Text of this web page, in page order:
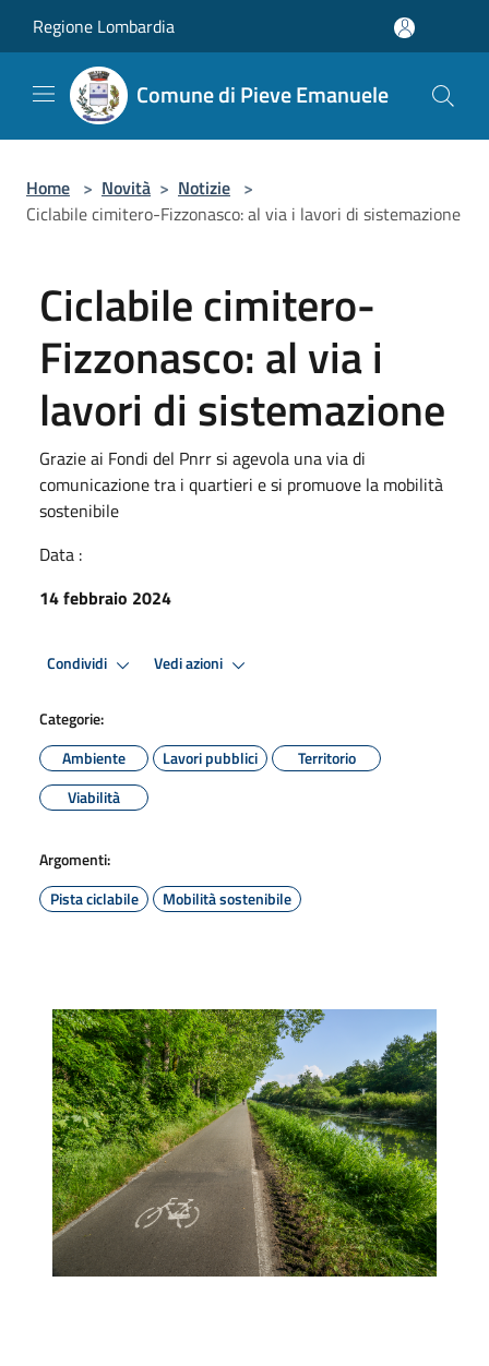
Regione Lombardia
Comune di Pieve Emanuele
Home > Novità > Notizie >
Ciclabile cimitero-Fizzonasco: al via i lavori di sistemazione
Ciclabile cimitero-
Fizzonasco: al via i
lavori di sistemazione
Grazie ai Fondi del Pnrr si agevola una via di
comunicazione tra i quartieri e si promuove la mobilità
sostenibile
Data :
14 febbraio 2024
Condividi Vedi azioni
Categorie:
Ambiente
Lavori pubblici
Territorio
Viabilità
Argomenti:
Pista ciclabile
Mobilità sostenibile